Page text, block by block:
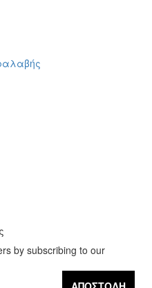
by subscribing to our